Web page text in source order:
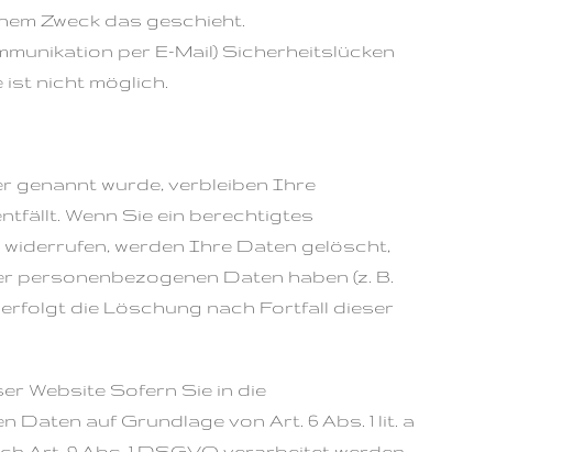
Zweck das geschieht.
per E-Mail) Sicherheitslücken
nicht möglich.
genannt wurde, verbleiben Ihre
Wenn Sie ein berechtigtes
werden Ihre Daten gelöscht,
Daten haben (z. B.
die Löschung nach Fortfall dieser
Website Sofern Sie in die
auf Grundlage von Art. 6 Abs. 1 lit. a